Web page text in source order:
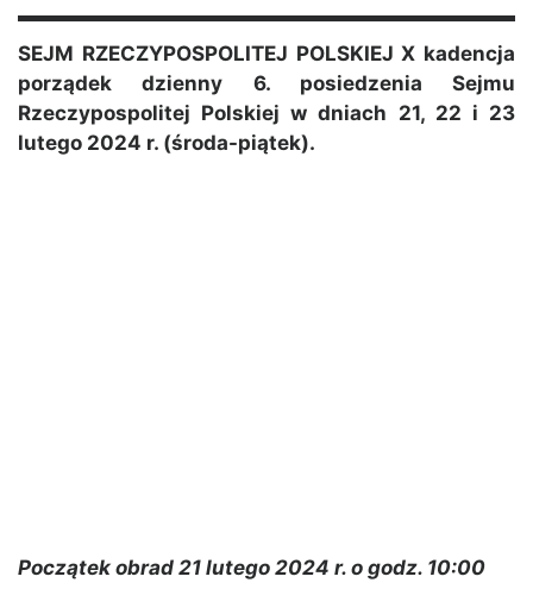
SEJM RZECZYPOSPOLITEJ POLSKIEJ X kadencja
porządek dzienny 6. posiedzenia Sejmu
Rzeczypospolitej Polskiej w dniach 21, 22 i 23
lutego 2024 r. (środa-piątek).
Początek obrad 21 lutego 2024 r. o godz. 10:00